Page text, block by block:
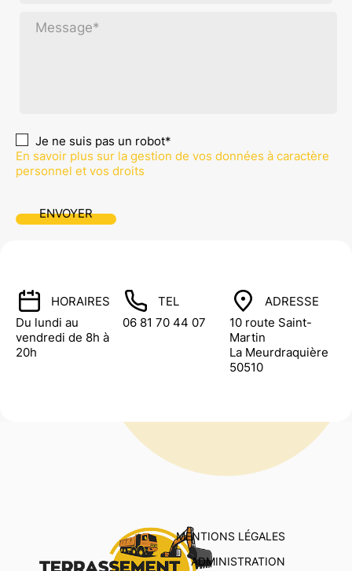
Message*
Je ne suis pas un robot*
En savoir plus sur la gestion de vos données à caractère
personnel et vos droits
ENVOYER
HORAIRES
Du lundi au
vendredi de 8h à
20h
TEL
06 81 70 44 07
ADRESSE
10 route Saint-
Martin
La Meurdraquière
50510
MENTIONS LÉGALES
ADMINISTRATION